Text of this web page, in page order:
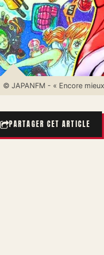
© JAPANFM - « Encore
PARTAGER CET ARTICLE